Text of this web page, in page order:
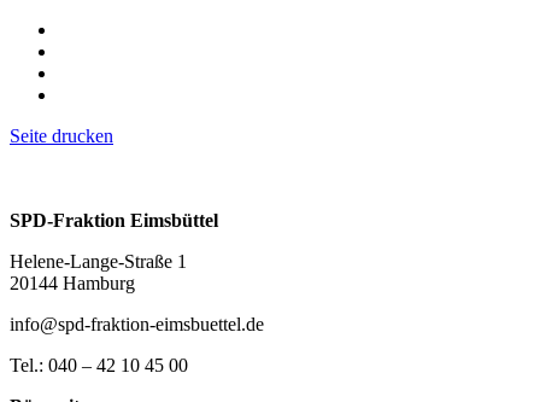
Seite drucken
SPD-Fraktion Eimsbüttel
Helene-Lange-Straße 1
20144 Hamburg
info@spd-fraktion-eimsbuettel.de
Tel.: 040 – 42 10 45 00